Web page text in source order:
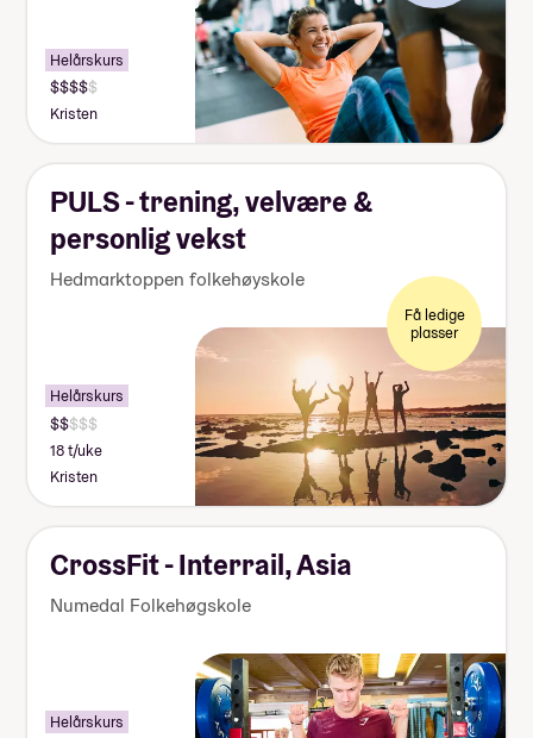
Helårskurs
Kristen
PULS - trening, velvære &
personlig vekst
Hedmarktoppen folkehøyskole
Få ledige
plasser
Helårskurs
18 t/uke
Kristen
CrossFit - Interrail, Asia
Numedal Folkehøgskole
Helårskurs